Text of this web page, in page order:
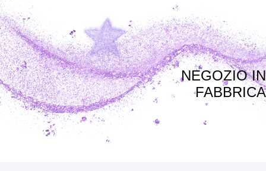
NEGOZIO IN
FABBRICA